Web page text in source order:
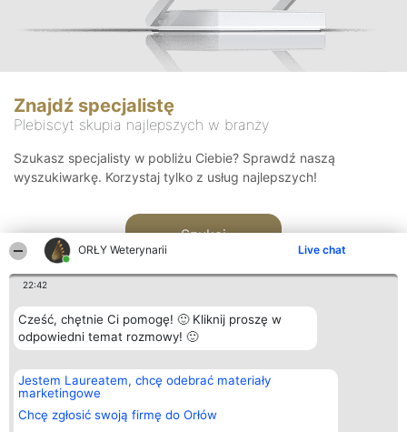
ORŁY Weterynarii Live chat
22:42
Cześć, chętnie Ci pomogę! 🙂 Kliknij proszę w
odpowiedni temat rozmowy! 🙂
Jestem Laureatem, chcę odebrać materiały
marketingowe
Chcę zgłosić swoją firmę do Orłów
Znajdź specjalistę
Plebiscyt skupia najlepszych w branży
Szukasz specjalisty w pobliżu Ciebie? Sprawdź naszą
wyszukiwarkę. Korzystaj tylko z usług najlepszych!
Szukaj
Organizator plebiscytu
Bright Side Solutions sp. z o.
o. sp. k.
ul. Ruska 22
Wrocław 50-079
Plebiscyt
Laureaci
wszystkich
Laureatów
Kontakt
Kontakt